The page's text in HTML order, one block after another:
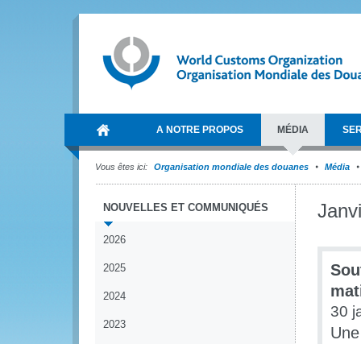
A NOTRE PROPOS MÉDIA
Vous êtes ici: Organisation mondiale des douanes Média
NOUVELLES ET COMMUNIQUÉS
2026
2025
2024
2023
30